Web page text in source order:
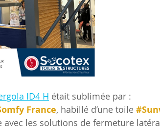
ID4 H était sublimée par :
France, habillé d’une toile
avec les solutions de fermeture